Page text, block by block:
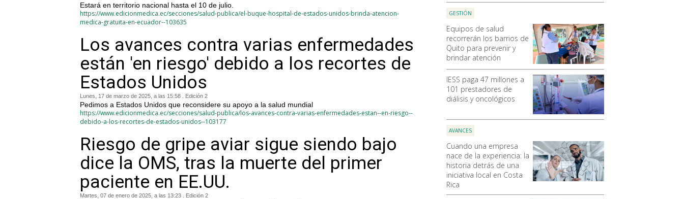
GESTIÓN
Equipos de salud
recorrerán los barrios de
Quito para prevenir y
brindar atención
IESS paga 47 millones a
101 prestadores de
diálisis y oncológicos
AVANCES
Cuando una empresa
nace de la experiencia: la
historia detrás de una
iniciativa local en Costa
Rica
Estará en territorio nacional hasta el 10 de julio.
https://www.edicionmedica.ec/secciones/salud-publica/el-buque-hospital-de-estados-unidos-brinda-atencion-
medica-gratuita-en-ecuador--103635
Los avances contra varias enfermedades
están 'en riesgo' debido a los recortes de
Estados Unidos
Lunes, 17 de marzo de 2025, a las 15:58 . Edición 2
Pedimos a Estados Unidos que reconsidere su apoyo a la salud mundial
https://www.edicionmedica.ec/secciones/salud-publica/los-avances-contra-varias-enfermedades-estan--en-riesgo--
debido-a-los-recortes-de-estados-unidos--103177
Riesgo de gripe aviar sigue siendo bajo
dice la OMS, tras la muerte del primer
paciente en EE.UU.
Martes, 07 de enero de 2025, a las 13:23 . Edición 2